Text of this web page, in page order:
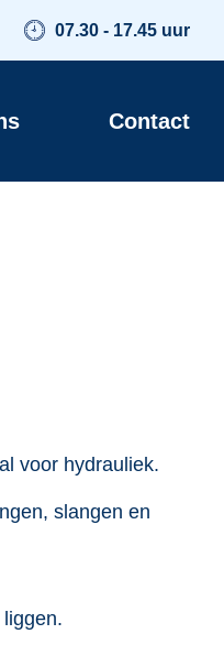
07.30 - 17.45 uur
Contact
voor hydrauliek.
slangen en